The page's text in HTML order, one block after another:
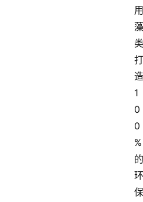
用
藻
类
打
造
1
0
0
%
的
环
保